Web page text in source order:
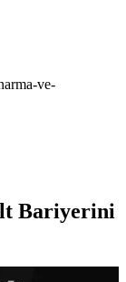
ve-
Bariyerini